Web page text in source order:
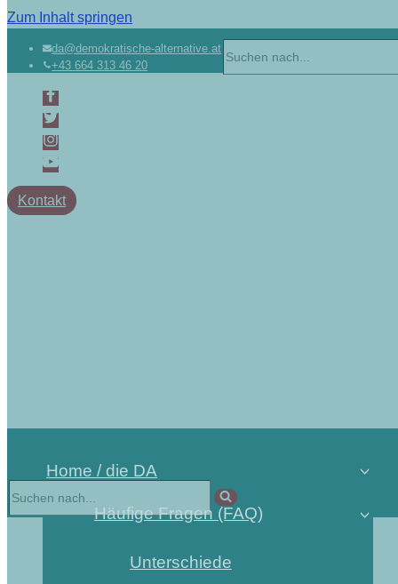
Zum Inhalt springen
da@demokratische-alternative.at
+43 664 313 46 20
Kontakt
Home / die DA
Häufige Fragen (FAQ)
Unterschiede